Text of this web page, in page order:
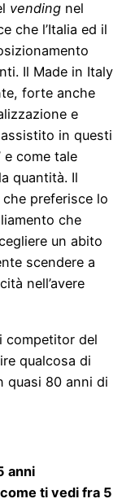
vending nel
che l’Italia ed il
Il Made in Italy
forte anche
e
in questi
e come tale
quantità. Il
preferisce lo
che
un abito
scendere a
nell’avere
competitor del
qualcosa di
quasi 80 anni di
anni
ti vedi fra 5